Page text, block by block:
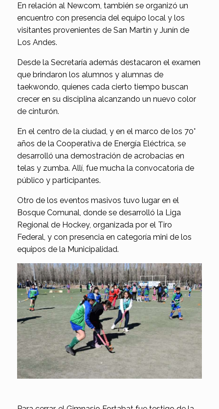
En relación al Newcom, también se organizó un
encuentro con presencia del equipo local y los
visitantes provenientes de San Martín y Junín de
Los Andes.
Desde la Secretaría además destacaron el examen
que brindaron los alumnos y alumnas de
taekwondo, quienes cada cierto tiempo buscan
crecer en su disciplina alcanzando un nuevo color
de cinturón.
En el centro de la ciudad, y en el marco de los 70°
años de la Cooperativa de Energía Eléctrica, se
desarrolló una demostración de acrobacias en
telas y zumba. Allí, fue mucha la convocatoria de
público y participantes.
Otro de los eventos masivos tuvo lugar en el
Bosque Comunal, donde se desarrolló la Liga
Regional de Hockey, organizada por el Tiro
Federal, y con presencia en categoría mini de los
equipos de la Municipalidad.